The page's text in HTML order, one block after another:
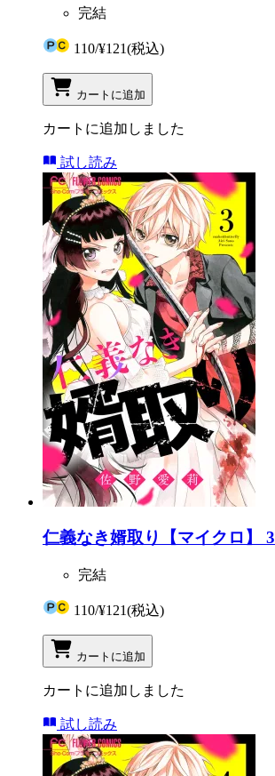
完結
110/¥121(税込)
カートに追加
カートに追加しました
試し読み
仁義なき婿取り【マイクロ】 3
完結
110/¥121(税込)
カートに追加
カートに追加しました
試し読み